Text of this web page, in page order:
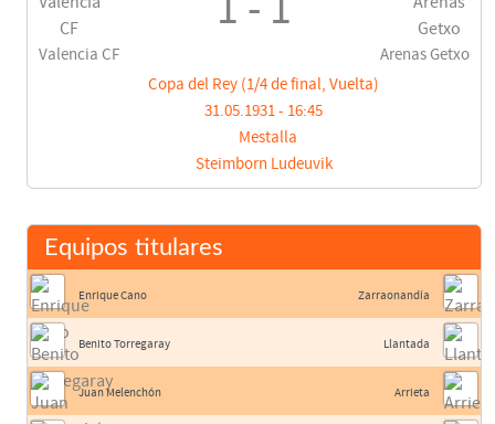
Valencia CF
Arenas Getxo
Copa del Rey (1/4 de final, Vuelta)
31.05.1931 - 16:45
Mestalla
Steimborn Ludeuvik
Equipos titulares
Enrique Cano
Benito Torregaray
Juan Melenchón
Zarraonandía
Llantada
Arrieta